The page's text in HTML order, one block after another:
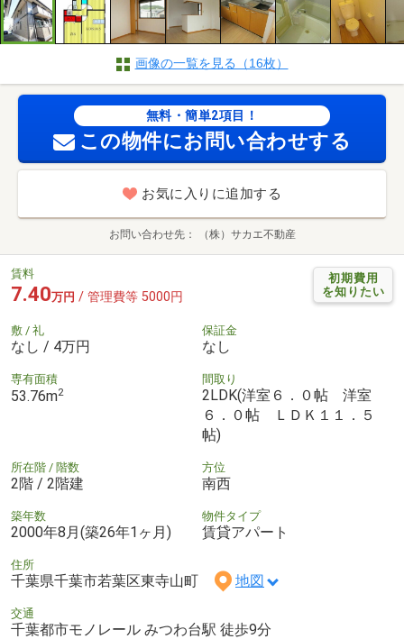
画像の一覧を見る（16枚）
無料・簡単2項目！
この物件にお問い合わせする
お気に入りに追加する
お問い合わせ先 （株）サカエ不動産
初期費用
を知りたい
賃料
7.40万円 / 管理費等 5000円
敷 / 礼
なし / 4万円
保証金
なし
専有面積
53.76m2
間取り
2LDK(洋室６．０帖 洋室
６．０帖 ＬＤＫ１１．５
帖)
所在階 / 階数
2階 / 2階建
方位
南西
築年数
2000年8月(築26年1ヶ月)
物件タイプ
賃貸アパート
住所
千葉県千葉市若葉区東寺山町 地図
交通
千葉都市モノレール みつわ台駅 徒歩9分